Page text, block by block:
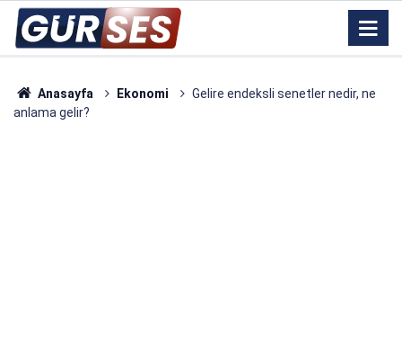
Anasayfa Ekonomi
Gelire endeksli senetler nedir, ne
anlama gelir?